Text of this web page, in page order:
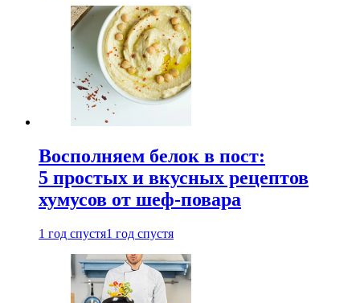
Восполняем белок в пост:
5 простых и вкусных рецептов
хумусов от шеф-повара
1 год спустя1 год спустя